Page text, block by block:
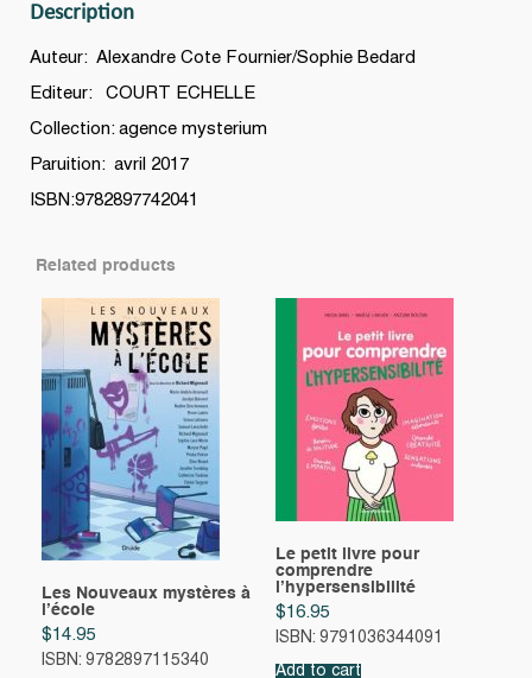
Description
Auteur: Alexandre Cote Fournier/Sophie Bedard
Editeur: COURT ECHELLE
Collection: agence mysterium
Paruition: avril 2017
ISBN:9782897742041
Related products
Les Nouveaux mystères à
l’école
$14.95
ISBN: 9782897115340
Le petit livre pour
comprendre
l’hypersensibilité
$16.95
ISBN: 9791036344091
Add to cart